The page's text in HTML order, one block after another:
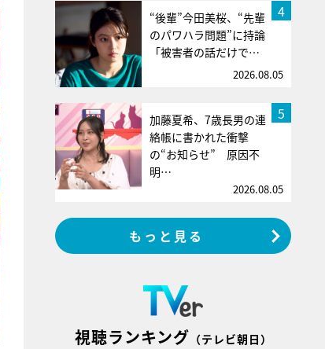
4
“後輩”今田美桜、“先輩
のパワハラ問題”に持論
「被害者の話だけで…
2026.08.05
5
加藤夏希、7歳長男の連
絡帳に書かれた衝撃
の“お知らせ” 原因不
明…
2026.08.05
もっと見る
視聴ランキング （テレビ朝日）